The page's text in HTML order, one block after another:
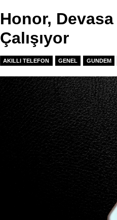
Honor,
Çalışıyor
AKILLI TELEFON GENEL GUNDEM